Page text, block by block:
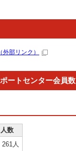
（外部リンク）
ートセンター会員数
人数
261人